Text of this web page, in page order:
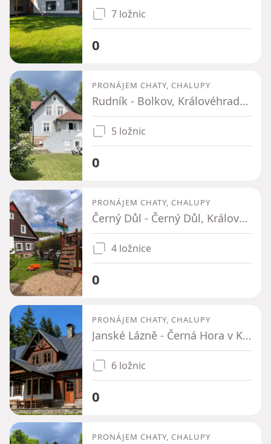
7 ložnic
0
PRONÁJEM CHATY, CHALUPY
Rudník - Bolkov, Královéhradecký kraj
5 ložnic
0
PRONÁJEM CHATY, CHALUPY
Černý Důl - Černý Důl, Královéhradecký kraj
4 ložnice
0
PRONÁJEM CHATY, CHALUPY
Janské Lázně - Černá Hora v Krkonoších, Královéhradecký kraj
6 ložnic
0
PRONÁJEM CHATY, CHALUPY